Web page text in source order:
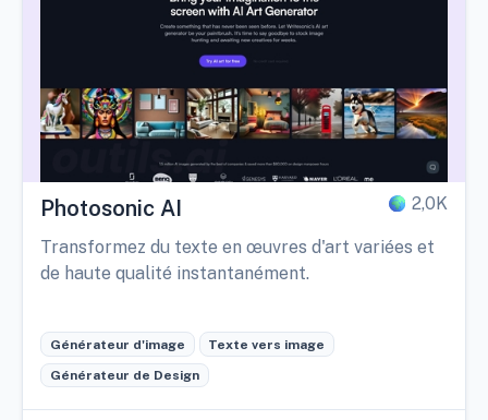
Photosonic AI 2,0K
Transformez du texte en œuvres d'art variées et
de haute qualité instantanément.
Générateur d'image Texte vers image
Générateur de Design